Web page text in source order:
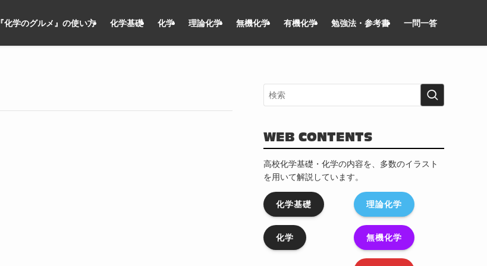
『化学のグルメ』の使い方 化学基礎 化学 理論化学 無機化学 有機化学 勉強法・参考書 一問一答
WEB CONTENTS
高校化学基礎・化学の内容を、多数のイラスト
を用いて解説しています。
化学基礎
化学
理論化学
無機化学